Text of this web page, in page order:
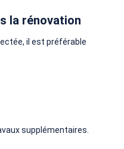
la rénovation
il est préférable
supplémentaires.